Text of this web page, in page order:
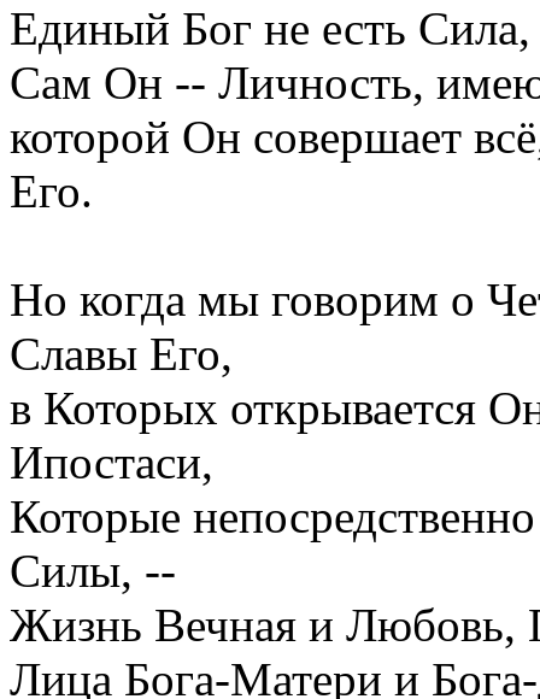
Единый Бог не есть
Сам Он -- Личность,
которой Он совершает
Его.
Но когда мы говорим о
Славы Его,
в Которых открывается
Ипостаси,
Которые
Силы, --
Жизнь Вечная и Любовь,
Лица Бога-Матери и